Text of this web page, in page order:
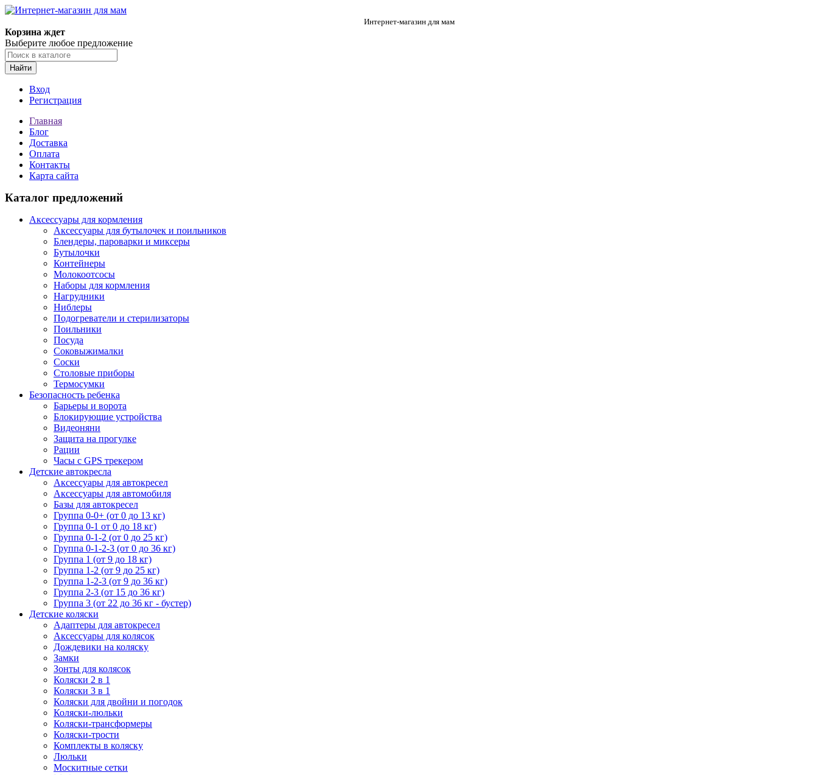
Интернет-магазин для мам
Корзина ждет
Выберите любое предложение
Найти
Вход
Регистрация
Главная
Блог
Доставка
Оплата
Контакты
Карта сайта
Каталог предложений
Аксессуары для кормления
Аксессуары для бутылочек и поильников
Блендеры, пароварки и миксеры
Бутылочки
Контейнеры
Молокоотсосы
Наборы для кормления
Нагрудники
Ниблеры
Подогреватели и стерилизаторы
Поильники
Посуда
Соковыжималки
Соски
Столовые приборы
Термосумки
Безопасность ребенка
Барьеры и ворота
Блокирующие устройства
Видеоняни
Защита на прогулке
Рации
Часы с GPS трекером
Детские автокресла
Аксессуары для автокресел
Аксессуары для автомобиля
Базы для автокресел
Группа 0-0+ (от 0 до 13 кг)
Группа 0-1 от 0 до 18 кг)
Группа 0-1-2 (от 0 до 25 кг)
Группа 0-1-2-3 (от 0 до 36 кг)
Группа 1 (от 9 до 18 кг)
Группа 1-2 (от 9 до 25 кг)
Группа 1-2-3 (от 9 до 36 кг)
Группа 2-3 (от 15 до 36 кг)
Группа 3 (от 22 до 36 кг - бустер)
Детские коляски
Адаптеры для автокресел
Аксессуары для колясок
Дождевики на коляску
Замки
Зонты для колясок
Коляски 2 в 1
Коляски 3 в 1
Коляски для двойни и погодок
Коляски-люльки
Коляски-трансформеры
Коляски-трости
Комплекты в коляску
Люльки
Москитные сетки